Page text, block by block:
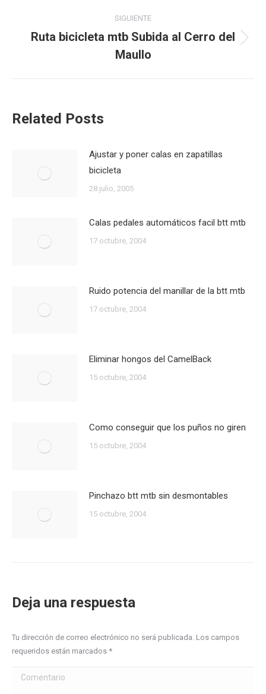
publicaciones
SIGUIENTE
siguiente:
Ruta bicicleta mtb Subida al Cerro del
Maullo
Related Posts
Ajustar y poner calas en zapatillas
bicicleta
28 julio, 2005
Calas pedales automáticos facil btt mtb
17 octubre, 2004
Ruido potencia del manillar de la btt mtb
17 octubre, 2004
Eliminar hongos del CamelBack
15 octubre, 2004
Como conseguir que los puños no giren
15 octubre, 2004
Pinchazo btt mtb sin desmontables
15 octubre, 2004
Deja una respuesta
Tu dirección de correo electrónico no será publicada. Los campos
requeridos están marcados *
Comentario